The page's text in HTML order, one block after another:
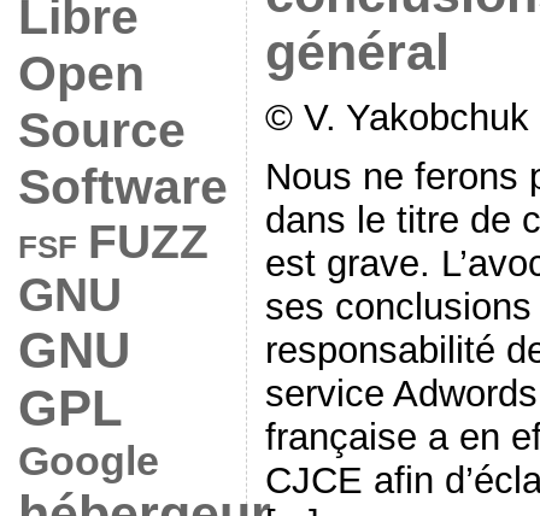
Libre
Open
Source
Software
FSF FUZZ
GNU
GNU
GPL
Google
général
© V.
Nous ne ferons
dans le titre de
est grave.
ses
responsabilité
service
française a en
CJCE afin